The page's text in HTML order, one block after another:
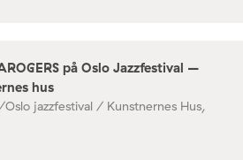
på Oslo Jazzfestival –
hus
Oslo jazzfestival / Kunstnernes Hus,